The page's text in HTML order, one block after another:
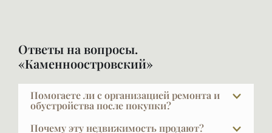
Ответы на вопросы.
«Каменноостровский»
Помогаете ли с организацией ремонта и
обустройства после покупки?
Да, и это очень важный выбор — найти дизайнера и
Почему эту недвижимость продают?